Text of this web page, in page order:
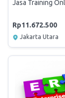
Jasa Training
Rp11.672.500
Jakarta Utara